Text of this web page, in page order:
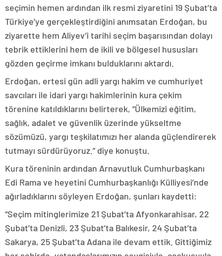
seçimin hemen ardından ilk resmi ziyaretini 19 Şubat’ta
Türkiye’ye gerçekleştirdiğini anımsatan Erdoğan, bu
ziyarette hem Aliyev’i tarihi seçim başarısından dolayı
tebrik ettiklerini hem de ikili ve bölgesel hususları
gözden geçirme imkanı bulduklarını aktardı.
Erdoğan, ertesi gün adli yargı hakim ve cumhuriyet
savcıları ile idari yargı hakimlerinin kura çekim
törenine katıldıklarını belirterek, “Ülkemizi eğitim,
sağlık, adalet ve güvenlik üzerinde yükseltme
sözümüzü, yargı teşkilatımızı her alanda güçlendirerek
tutmayı sürdürüyoruz.” diye konuştu.
Kura töreninin ardından Arnavutluk Cumhurbaşkanı
Edi Rama ve heyetini Cumhurbaşkanlığı Külliyesi’nde
ağırladıklarını söyleyen Erdoğan, şunları kaydetti:
“Seçim mitinglerimize 21 Şubat’ta Afyonkarahisar, 22
Şubat’ta Denizli, 23 Şubat’ta Balıkesir, 24 Şubat’ta
Sakarya, 25 Şubat’ta Adana ile devam ettik. Gittiğimiz